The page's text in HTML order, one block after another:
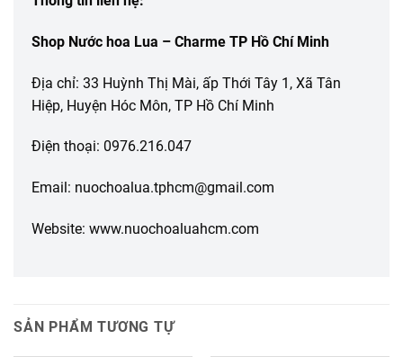
Shop Nước hoa Lua – Charme TP Hồ Chí Minh
Địa chỉ: 33 Huỳnh Thị Mài, ấp Thới Tây 1, Xã Tân
Hiệp, Huyện Hóc Môn, TP Hồ Chí Minh
Điện thoại: 0976.216.047
Email: nuochoalua.tphcm@gmail.com
Website: www.nuochoaluahcm.com
SẢN PHẨM TƯƠNG TỰ